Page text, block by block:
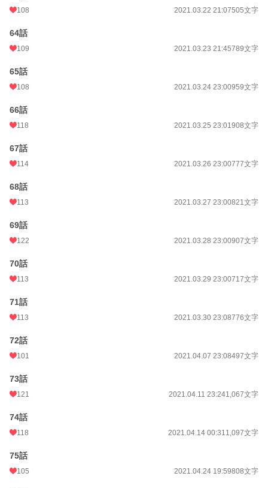
108 2021.03.22 21:07505文字
64話
109 2021.03.23 21:45789文字
65話
108 2021.03.24 23:00959文字
66話
118 2021.03.25 23:01908文字
67話
114 2021.03.26 23:00777文字
68話
113 2021.03.27 23:00821文字
69話
122 2021.03.28 23:00907文字
70話
113 2021.03.29 23:00717文字
71話
113 2021.03.30 23:08776文字
72話
101 2021.04.07 23:08497文字
73話
121 2021.04.11 23:241,067文字
74話
118 2021.04.14 00:311,097文字
75話
105 2021.04.24 19:59808文字